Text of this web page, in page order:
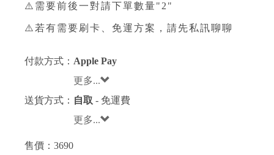
⚠️需要前後一對請下單數量"2"
⚠️若有需要刷卡、免運方案，請先私訊聊聊
付款方式： Apple Pay
更多...
送貨方式： 自取 - 免運費
更多...
售價： 3690